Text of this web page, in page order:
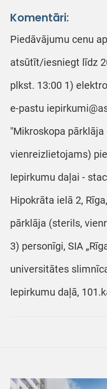
Komentāri:
Piedāvājumu cenu
atsūtīt/iesniegt līdz
plkst. 13:00 1)
e-pastu
"Mikroskopa pārklāja
vienreizlietojams)
Iepirkumu daļai -
Hipokrāta ielā 2,
pārklāja (sterils,
3) personīgi, SIA
universitātes
Iepirkumu daļā,